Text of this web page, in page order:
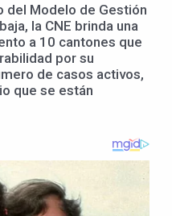
del Modelo de Gestión
la CNE brinda una
a 10 cantones que
por su
de casos activos,
que se están